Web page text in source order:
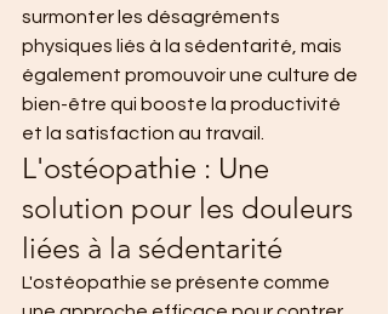
surmonter les désagréments
physiques liés à la sédentarité, mais
également promouvoir une culture de
bien-être qui booste la productivité
et la satisfaction au travail.
L'ostéopathie : Une
solution pour les douleurs
liées à la sédentarité
L'ostéopathie se présente comme